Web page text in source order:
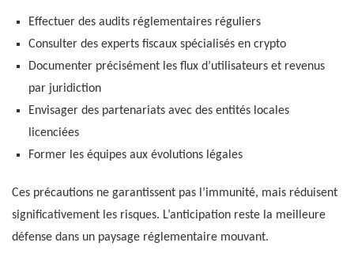
Effectuer des audits réglementaires réguliers
Consulter des experts fiscaux spécialisés en crypto
Documenter précisément les flux d’utilisateurs et revenus
par juridiction
Envisager des partenariats avec des entités locales
licenciées
Former les équipes aux évolutions légales
Ces précautions ne garantissent pas l’immunité, mais réduisent
significativement les risques. L’anticipation reste la meilleure
défense dans un paysage réglementaire mouvant.